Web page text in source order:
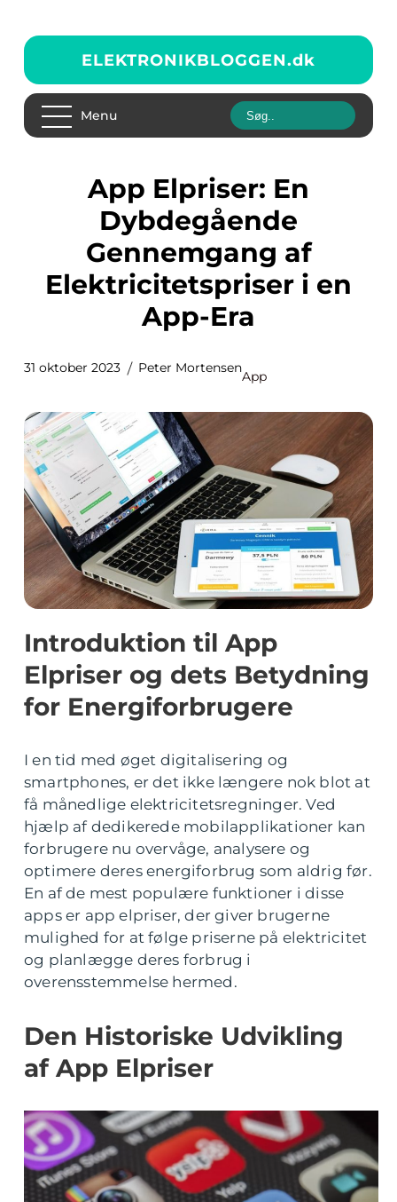
ELEKTRONIKBLOGGEN.dk
Menu
App Elpriser: En
Dybdegående
Gennemgang af
Elektricitetspriser i en
App-Era
31 oktober 2023 Peter Mortensen
App
Introduktion til App
Elpriser og dets Betydning
for Energiforbrugere
I en tid med øget digitalisering og
smartphones, er det ikke længere nok blot at
få månedlige elektricitetsregninger. Ved
hjælp af dedikerede mobilapplikationer kan
forbrugere nu overvåge, analysere og
optimere deres energiforbrug som aldrig før.
En af de mest populære funktioner i disse
apps er app elpriser, der giver brugerne
mulighed for at følge priserne på elektricitet
og planlægge deres forbrug i
overensstemmelse hermed.
Den Historiske Udvikling
af App Elpriser